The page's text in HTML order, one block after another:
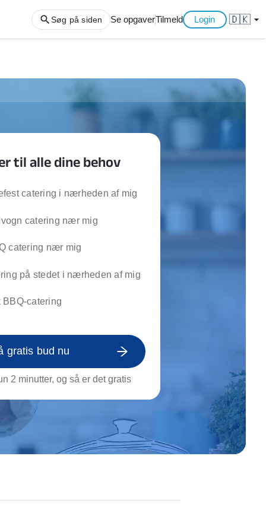
hvidevarer
af tagrende
rengøring
Søg på siden Se opgaverTilmeld Login 🇩🇰 arrow_drop_down
til alle dine behov
catering i nærheden af mig
catering nær mig
catering nær mig
på stedet i nærheden af mig
BBQ-catering
gratis bud nu
2 minutter, og så er det gratis